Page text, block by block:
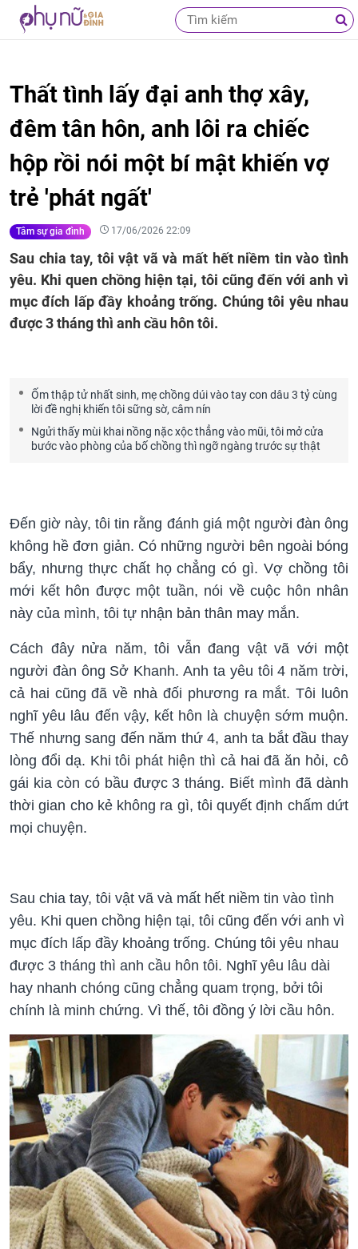
Thất tình lấy đại anh thợ xây,
đêm tân hôn, anh lôi ra chiếc
hộp rồi nói một bí mật khiến vợ
trẻ 'phát ngất'
Tâm sự gia đình 17/06/2026 22:09
Sau chia tay, tôi vật vã và mất hết niềm tin vào tình
yêu. Khi quen chồng hiện tại, tôi cũng đến với anh vì
mục đích lấp đầy khoảng trống. Chúng tôi yêu nhau
được 3 tháng thì anh cầu hôn tôi.
Ốm thập tử nhất sinh, mẹ chồng dúi vào tay con dâu 3 tỷ cùng
lời đề nghị khiến tôi sững sờ, câm nín
Ngửi thấy mùi khai nồng nặc xộc thẳng vào mũi, tôi mở cửa
bước vào phòng của bố chồng thì ngỡ ngàng trước sự thật
Đến giờ này, tôi tin rằng đánh giá một người đàn ông
không hề đơn giản. Có những người bên ngoài bóng
bẩy, nhưng thực chất họ chẳng có gì. Vợ chồng tôi
mới kết hôn được một tuần, nói về cuộc hôn nhân
này của mình, tôi tự nhận bản thân may mắn.
Cách đây nửa năm, tôi vẫn đang vật vã với một
người đàn ông Sở Khanh. Anh ta yêu tôi 4 năm trời,
cả hai cũng đã về nhà đối phương ra mắt. Tôi luôn
nghĩ yêu lâu đến vậy, kết hôn là chuyện sớm muộn.
Thế nhưng sang đến năm thứ 4, anh ta bắt đầu thay
lòng đổi dạ. Khi tôi phát hiện thì cả hai đã ăn hỏi, cô
gái kia còn có bầu được 3 tháng. Biết mình đã dành
thời gian cho kẻ không ra gì, tôi quyết định chấm dứt
mọi chuyện.
Sau chia tay, tôi vật vã và mất hết niềm tin vào tình
yêu. Khi quen chồng hiện tại, tôi cũng đến với anh vì
mục đích lấp đầy khoảng trống. Chúng tôi yêu nhau
được 3 tháng thì anh cầu hôn tôi. Nghĩ yêu lâu dài
hay nhanh chóng cũng chẳng quam trọng, bởi tôi
chính là minh chứng. Vì thế, tôi đồng ý lời cầu hôn.